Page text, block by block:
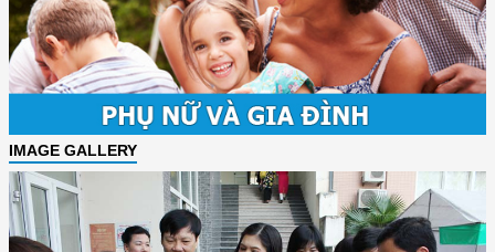
IMAGE GALLERY